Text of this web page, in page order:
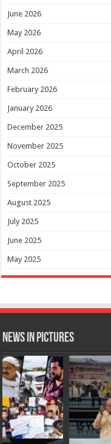
June 2026
May 2026
April 2026
March 2026
February 2026
January 2026
December 2025
November 2025
October 2025
September 2025
August 2025
July 2025
June 2025
May 2025
News in Pictures